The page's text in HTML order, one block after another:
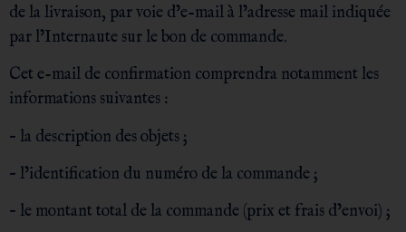
de la livraison, par voie d’e-mail à l’adresse mail indiquée
par l’Internaute sur le bon de commande.
Cet e-mail de confirmation comprendra notamment les
informations suivantes :
– la description des objets ;
– l’identification du numéro de la commande ;
– le montant total de la commande (prix et frais d’envoi) ;